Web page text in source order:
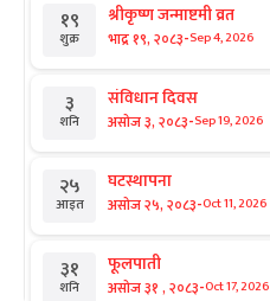
१९
शुक्र
श्रीकृष्ण जन्माष्टमी व्रत
भाद्र १९, २०८३-Sep 4, 2026
३
शनि
संविधान दिवस
असोज ३, २०८३-Sep 19, 2026
२५
आइत
घटस्थापना
असोज २५, २०८३-Oct 11, 2026
३१
शनि
फूलपाती
असोज ३१ , २०८३-Oct 17, 2026